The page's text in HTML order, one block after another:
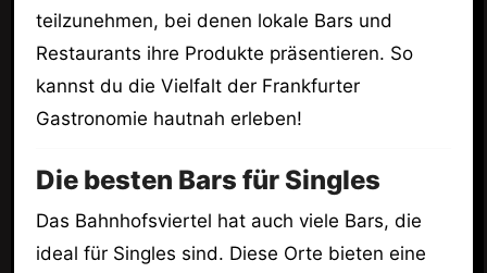
teilzunehmen, bei denen lokale Bars und
Restaurants ihre Produkte präsentieren. So
kannst du die Vielfalt der Frankfurter
Gastronomie hautnah erleben!
Die besten Bars für Singles
Das Bahnhofsviertel hat auch viele Bars, die
ideal für Singles sind. Diese Orte bieten eine